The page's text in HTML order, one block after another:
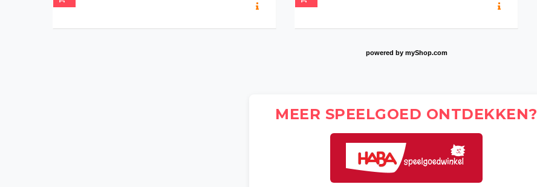
powered by myShop.com
MEER SPEELGOED ONTDEKKEN?